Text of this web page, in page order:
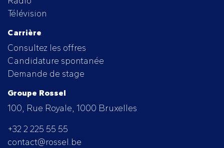
Télévision
Carrière
Consultez les offres
Candidature spontanée
Demande de stage
Groupe Rossel
100, Rue Royale, 1000 Bruxelles
+32 2 225 55 55
contact@rossel.be